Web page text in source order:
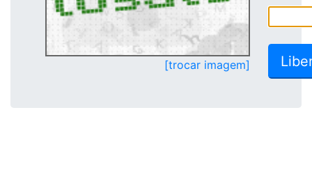
[trocar imagem]